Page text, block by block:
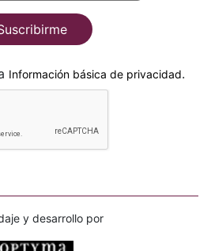
la Información básica de privacidad.
y desarrollo por